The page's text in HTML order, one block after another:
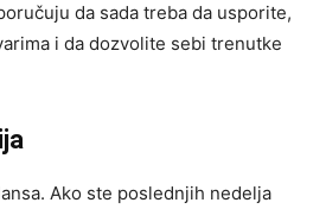
da sada treba da usporite,
i da dozvolite sebi trenutke
Ako ste poslednjih nedelja